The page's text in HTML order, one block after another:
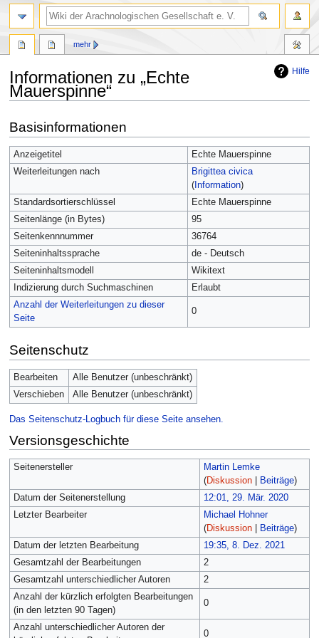
Hilfe
Informationen zu „Echte
Mauerspinne“
Navigation
springen
Suche
springen
Basisinformationen
Anzeigetitel
Echte Mauerspinne
Weiterleitungen nach
Brigittea civica
(Information)
Standardsortierschlüssel
Echte Mauerspinne
Seitenlänge (in Bytes)
95
Seitenkennnummer
36764
Seiteninhaltssprache
de - Deutsch
Seiteninhaltsmodell
Wikitext
Indizierung durch Suchmaschinen
Erlaubt
Anzahl der Weiterleitungen zu dieser
Seite
0
Seitenschutz
Bearbeiten
Alle Benutzer (unbeschränkt)
Verschieben
Alle Benutzer (unbeschränkt)
Das Seitenschutz-Logbuch für diese Seite ansehen.
Versionsgeschichte
Seitenersteller
Martin Lemke
(Diskussion| Beiträge)
Datum der Seitenerstellung
12:01, 29. Mär. 2020
Letzter Bearbeiter
Michael Hohner
(Diskussion| Beiträge)
Datum der letzten Bearbeitung
19:35, 8. Dez. 2021
Gesamtzahl der Bearbeitungen
2
Gesamtzahl unterschiedlicher Autoren
2
Anzahl der kürzlich erfolgten Bearbeitungen
(in den letzten 90 Tagen)
0
Anzahl unterschiedlicher Autoren der
0
mehr